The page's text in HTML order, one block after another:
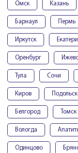
Омск Казань
Барнаул Пермь
Иркутск
Оренбург
Тула Сочи
Киров Подольск
Белгород Томск
Вологда
Одинцово